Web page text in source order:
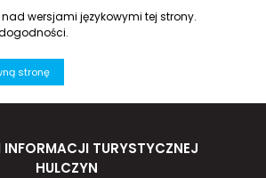
wersjami językowymi tej strony.
stronę
INFORMACJI TURYSTYCZNEJ
HULCZYN